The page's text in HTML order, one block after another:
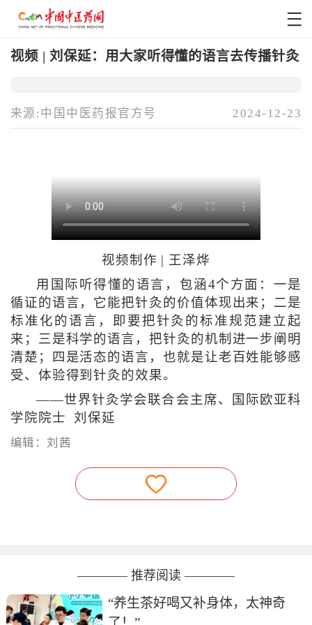
视频 | 刘保延：用大家听得懂的语言去传播针灸
来源:中国中医药报官方号 2024-12-23
视频制作 | 王泽烨
用国际听得懂的语言，包涵4个方面：一是
循证的语言，它能把针灸的价值体现出来；二是
标准化的语言，即要把针灸的标准规范建立起
来；三是科学的语言，把针灸的机制进一步阐明
清楚；四是活态的语言，也就是让老百姓能够感
受、体验得到针灸的效果。
——世界针灸学会联合会主席、国际欧亚科
学院院士 刘保延
编辑：刘茜
———— 推荐阅读 ————
“养生茶好喝又补身体，太神奇